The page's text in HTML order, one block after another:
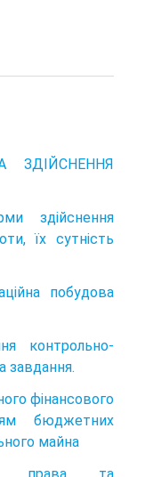
ЗДІЙСНЕННЯ
здійснення
їх сутність
побудова
контрольно-
завдання.
фінансового
бюджетних
майна